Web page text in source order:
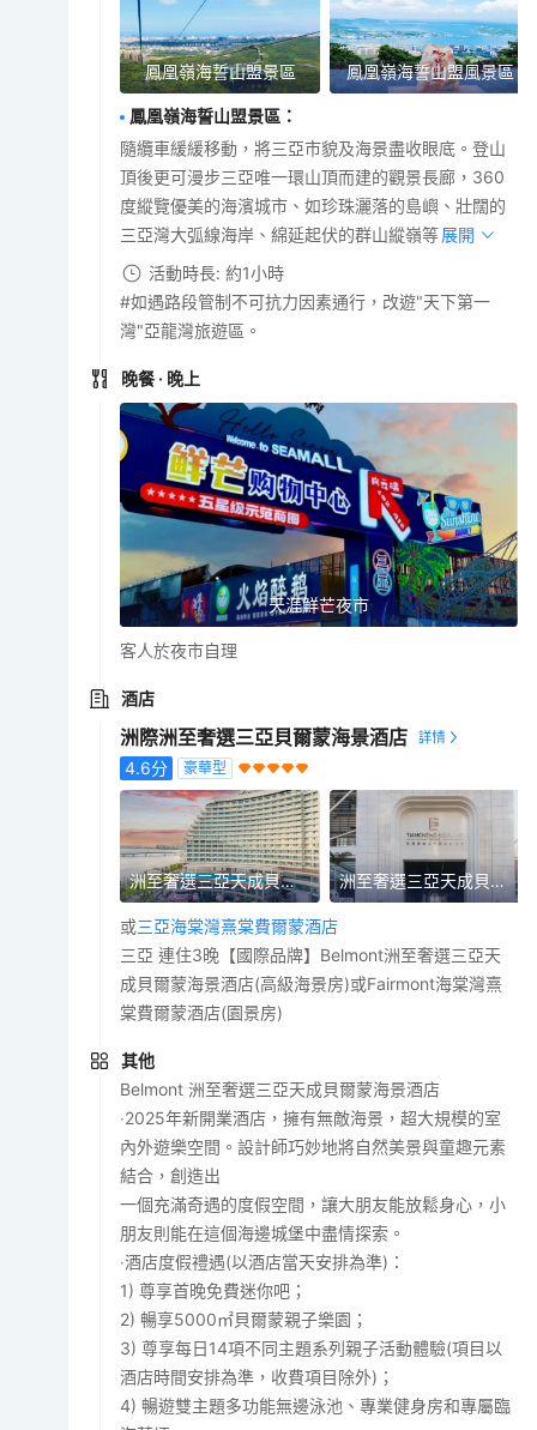
鳳凰嶺海誓山盟景區 鳳凰嶺海誓山盟風景區
鳳凰嶺海誓山盟景區 ：
隨纜車緩緩移動，將三亞市貌及海景盡收眼底。登山
頂後更可漫步三亞唯一環山頂而建的觀景長廊，360
度縱覽優美的海濱城市、如珍珠灑落的島嶼、壯闊的
三亞灣大弧線海岸、綿延起伏的群山縱嶺等。展開
活動時長: 約1小時
#如遇路段管制不可抗力因素通行，改遊"天下第一
灣"亞龍灣旅遊區。
晚餐 · 晚上
天涯鮮芒夜市
客人於夜市自理
酒店
洲際洲至奢選三亞貝爾蒙海景酒店
4.6分 豪華型
洲至奢選三亞天成貝爾蒙海景酒店 洲至奢選三亞天成貝爾蒙海景酒店
或三亞海棠灣熹棠費爾蒙酒店
三亞 連住3晚【國際品牌】Belmont洲至奢選三亞天
成貝爾蒙海景酒店(高級海景房)或Fairmont海棠灣熹
棠費爾蒙酒店(園景房)
其他
Belmont 洲至奢選三亞天成貝爾蒙海景酒店
‧2025年新開業酒店，擁有無敵海景，超大規模的室
內外遊樂空間。設計師巧妙地將自然美景與童趣元素
結合，創造出
一個充滿奇遇的度假空間，讓大朋友能放鬆身心，小
朋友則能在這個海邊城堡中盡情探索。
‧酒店度假禮遇(以酒店當天安排為準)：
1) 尊享首晚免費迷你吧；
2) 暢享5000㎡貝爾蒙親子樂園；
3) 尊享每日14項不同主題系列親子活動體驗(項目以
酒店時間安排為準，收費項目除外)；
4) 暢遊雙主題多功能無邊泳池、專業健身房和專屬臨